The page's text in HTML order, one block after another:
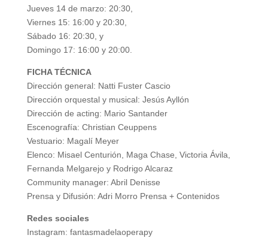
Jueves 14 de marzo: 20:30,
Viernes 15: 16:00 y 20:30,
Sábado 16: 20:30, y
Domingo 17: 16:00 y 20:00.
FICHA TÉCNICA
Dirección general: Natti Fuster Cascio
Dirección orquestal y musical: Jesús Ayllón
Dirección de acting: Mario Santander
Escenografía: Christian Ceuppens
Vestuario: Magalí Meyer
Elenco: Misael Centurión, Maga Chase, Victoria Ávila,
Fernanda Melgarejo y Rodrigo Alcaraz
Community manager: Abril Denisse
Prensa y Difusión: Adri Morro Prensa + Contenidos
Redes sociales
Instagram: fantasmadelaoperapy